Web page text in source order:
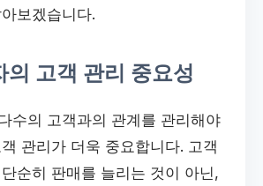
보겠습니다.
의 고객 관리 중요성
수의 고객과의 관계를 관리해야
관리가 더욱 중요합니다. 고객
순히 판매를 늘리는 것이 아닌,